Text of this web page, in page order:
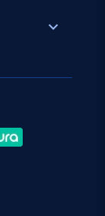
expand_more